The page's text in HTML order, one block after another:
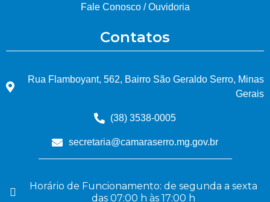
Fale Conosco / Ouvidoria
Contatos
Rua Flamboyant, 562, Bairro São Geraldo Serro, Minas
Gerais
(38) 3538-0005
secretaria@camaraserro.mg.gov.br
Horário de Funcionamento: de segunda a sexta
das 07:00 h às 17:00 h